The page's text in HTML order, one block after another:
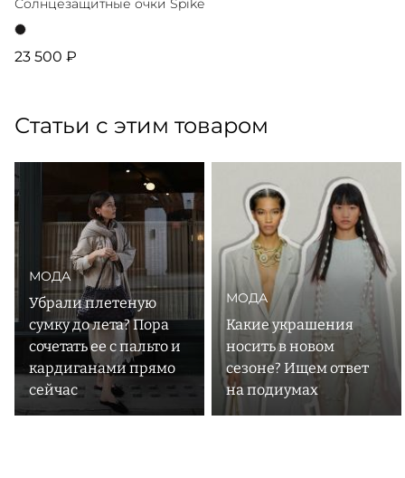
Солнцезащитные очки Spike
23 500 ₽
Статьи с этим товаром
МОДА
Убрали плетеную
сумку до лета? Пора
сочетать ее с пальто и
кардиганами прямо
сейчас
МОДА
Какие украшения
носить в новом
сезоне? Ищем ответ
на подиумах